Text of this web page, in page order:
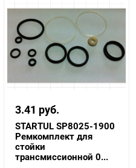
3.41 руб.
STARTUL SP8025-1900
Ремкомплект для
стойки
трансмиссионной 0...